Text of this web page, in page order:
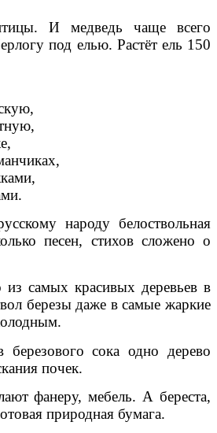
И медведь чаще всего
под елью. Растёт ель 150
народу белоствольная
песен, стихов сложено о
из самых красивых деревьев в
березы даже в самые жаркие
сока одно дерево
почек.
фанеру, мебель. А береста,
природная бумага.